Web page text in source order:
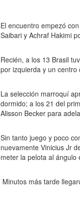
El encuentro empezó
Saibari y Achraf Hakimi
Recién, a los 13 Brasil
por izquierda y un
La selección marroquí
dormido; a los 21 del
Alisson Becker para
Sin tanto juego y poco
nuevamente Vinicius Jr
meter la pelota al
Minutos más tarde